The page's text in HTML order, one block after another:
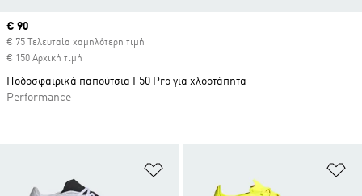
Προσθήκη στη Λίστα Επιθυμιών
Current price
€ 90
€ 75 Τελευταία χαμηλότερη τιμή
€ 150 Αρχική τιμή
Ποδοσφαιρικά παπούτσια F50 Pro για χλοοτάπητα
Performance